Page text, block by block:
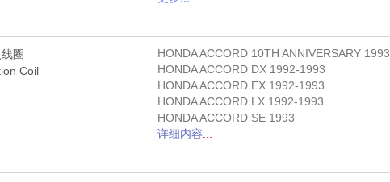
圈
Coil
HONDA ACCORD 10TH ANNIVERSARY 1993
HONDA ACCORD DX 1992-1993
HONDA ACCORD EX 1992-1993
HONDA ACCORD LX 1992-1993
HONDA ACCORD SE 1993
详细内容